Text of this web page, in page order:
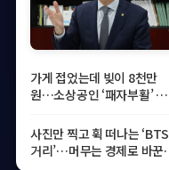
가게 접었는데 빚이 8천만
원…소상공인 ‘패자부활’ 돕
사진만 찍고 휙 떠나는 ‘BTS
거리’…머무는 경제로 바꾼